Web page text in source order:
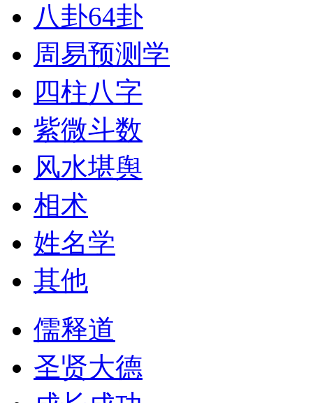
八卦64卦
周易预测学
四柱八字
紫微斗数
风水堪舆
相术
姓名学
其他
儒释道
圣贤大德